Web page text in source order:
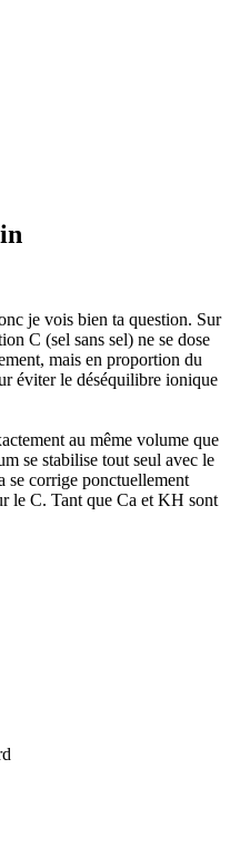
je vois bien ta question. Sur
C (sel sans sel) ne se dose
mais en proportion du
éviter le déséquilibre ionique
au même volume que
se stabilise tout seul avec le
se corrige ponctuellement
le C. Tant que Ca et KH sont